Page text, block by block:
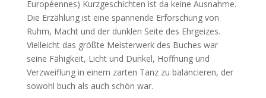
Européennes) Kurzgeschichten ist da keine Ausnahme.
Die Erzählung ist eine spannende Erforschung von
Ruhm, Macht und der dunklen Seite des Ehrgeizes.
Vielleicht das größte Meisterwerk des Buches war
seine Fähigkeit, Licht und Dunkel, Hoffnung und
Verzweiflung in einem zarten Tanz zu balancieren, der
sowohl buch als auch schön war.